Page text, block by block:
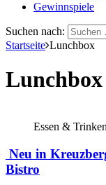
Gewinnspiele
Suchen nach:
Startseite Lunchbox
Lunchbox
Essen & Trinken
Neu in
Bistro